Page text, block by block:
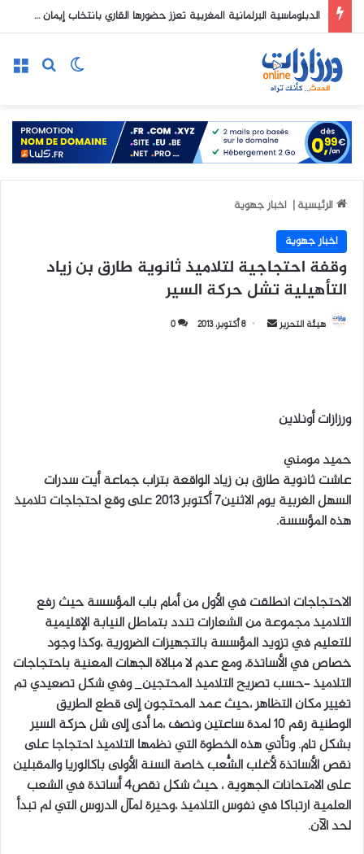
الدبلوماسية البرلمانية المغربية تعزز حضورها القاري بانتخاب إيمان لماوي في قيادة RenewPAC Africa
بحث
الوضع المظلم
الرئيسية| اخبار جهوية
اخبار جهوية
وقفة احتجاجية لتلاميذ ثانوية طارق بن زياد
التأهيلية تشل حركة السير
هيئة التحرير
ا
إ
و
ن
ي
ا
8 أكتوبر، 2013 0
ورزازات أونلاين
حميد مومني
عاشت ثانوية طارق بن زياد الواقعة بتراب جماعة أيت سدرات
السهل الغربية يوم الاثنين7 أكتوبر 2013 على وقع احتجاجات تلاميذ
هذه المؤسسة.
الاحتجاجات انطلقت في الأول من أمام باب المؤسسة حيث رفع
التلاميذ مجموعة من الشعارات تندد بتماطل النيابة الإقليمية
للتعليم في تزويد المؤسسة بالتجهيزات الضرورية ،وكذا وجود
خصاص في الأساتذة، ومع عدم لا مبالاة الجهات المعنية باحتجاجات
التلاميذ –حسب تصريح التلاميذ المحتجين_ وفي شكل تصعيدي تم
تغيير مكان التظاهر ،حيث عمد المحتجون إلى قطع الطريق
الوطنية رقم 10 لمدة ساعتين ونصف ،ما أدى إلى شل حركة السير
بشكل تام. وتأتي هذه الخطوة التي نظمها التلاميذ احتجاجا على
نقص الأساتذة لأغلب الشُّعب خاصة السنة الأولى باكالوريا والمقبلين
على الامتحانات الجهوية ، حيث شكل نقص4 أساتذة في الشعب
العلمية ارتباكا في نفوس التلاميذ ،وحيرة لمآل الدروس التي لم تبدأ
لحد الآن.